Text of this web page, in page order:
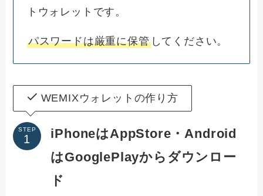
トウォレットです。
パスワードは厳重に保管してください。
WEMIXウォレットの作り方
STEP
iPhoneはAppStore・Android
はGooglePlayからダウンロー
ド